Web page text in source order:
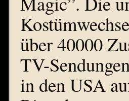
über 40000
TV-
in den USA